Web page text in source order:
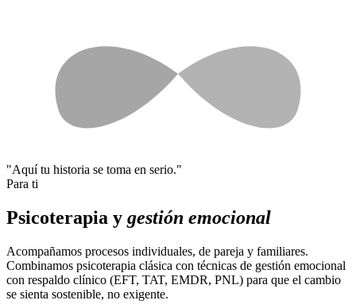
"Aquí tu historia se toma en serio."
Para ti
Psicoterapia y gestión emocional
Acompañamos procesos individuales, de pareja y familiares.
Combinamos psicoterapia clásica con técnicas de gestión emocional
con respaldo clínico (EFT, TAT, EMDR, PNL) para que el cambio
se sienta sostenible, no exigente.